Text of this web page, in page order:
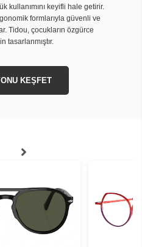
kullanımını keyifli hale getirir.
formlarıyla güvenli ve
Tidou, çocukların özgürce
tasarlanmıştır.
KEŞFET